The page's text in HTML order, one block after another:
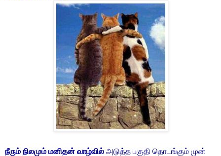
நீரும் நிலமும் மனிதன் வாழ்வில் அடுத்த பகுதி தொடங்கும் முன்